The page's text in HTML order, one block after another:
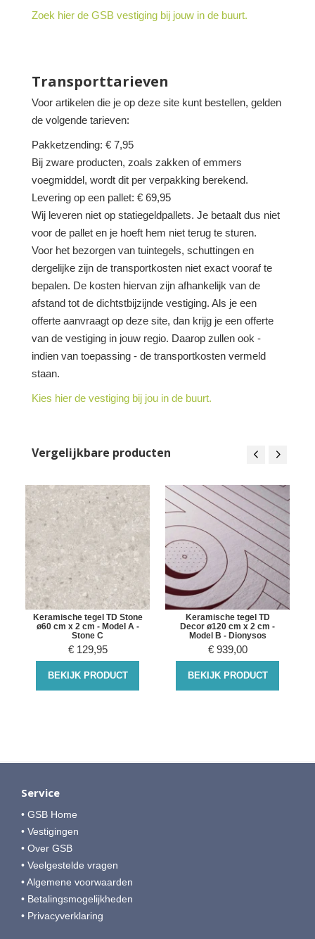
Zoek hier de GSB vestiging bij jouw in de buurt.
Transporttarieven
Voor artikelen die je op deze site kunt bestellen, gelden
de volgende tarieven:
Pakketzending: € 7,95
Bij zware producten, zoals zakken of emmers
voegmiddel, wordt dit per verpakking berekend.
Levering op een pallet: € 69,95
Wij leveren niet op statiegeldpallets. Je betaalt dus niet
voor de pallet en je hoeft hem niet terug te sturen.
Voor het bezorgen van tuintegels, schuttingen en
dergelijke zijn de transportkosten niet exact vooraf te
bepalen. De kosten hiervan zijn afhankelijk van de
afstand tot de dichtstbijzijnde vestiging. Als je een
offerte aanvraagt op deze site, dan krijg je een offerte
van de vestiging in jouw regio. Daarop zullen ook -
indien van toepassing - de transportkosten vermeld
staan.
Kies hier de vestiging bij jou in de buurt.
Vergelijkbare producten
Keramische tegel TD Stone
ø60 cm x 2 cm - Model A -
Stone C
€ 129,95
BEKIJK PRODUCT
Keramische tegel TD
Decor ø120 cm x 2 cm -
Model B - Dionysos
€ 939,00
BEKIJK PRODUCT
Service
• GSB Home
• Vestigingen
• Over GSB
• Veelgestelde vragen
• Algemene voorwaarden
• Betalingsmogelijkheden
• Privacyverklaring